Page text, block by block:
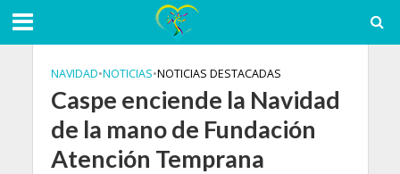
NAVIDAD•NOTICIAS•NOTICIAS DESTACADAS
Caspe enciende la Navidad
de la mano de Fundación
Atención Temprana